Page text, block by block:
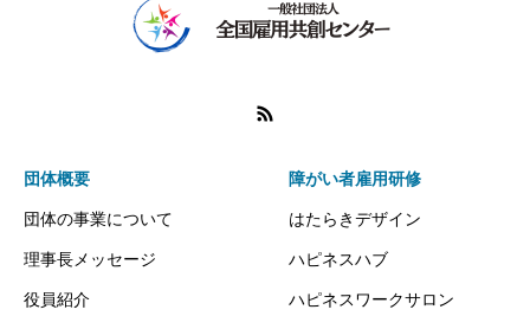
団体概要
団体の事業について
理事長メッセージ
役員紹介
障がい者雇用研修
はたらきデザイン
ハピネスハブ
ハピネスワークサロン